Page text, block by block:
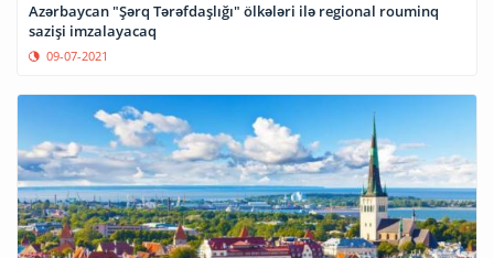
Azərbaycan "Şərq Tərəfdaşlığı" ölkələri ilə regional rouminq
sazişi imzalayacaq
09-07-2021